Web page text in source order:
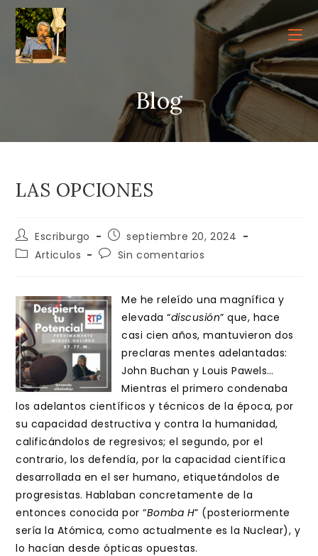
contenido
Blog
LAS OPCIONES
Autor
de
la
Escriburgo
Publicación
de
la
septiembre 20, 2024
Categoría
entrada:
Articulos
Comentarios
entrada:
Sin comentarios
Me he releído una magnífica y
elevada “discusión” que, hace
casi cien años, mantuvieron dos
preclaras mentes adelantadas:
John Buchan y Louis Pawels…
Mientras el primero condenaba
los adelantos científicos y técnicos de la época, por
su capacidad destructiva y contra la humanidad,
calificándolos de regresivos; el segundo, por el
contrario, los defendía, por la capacidad científica
desarrollada en el ser humano, etiquetándolos de
progresistas. Hablaban concretamente de la
entonces conocida por “Bomba H” (posteriormente
sería la Atómica, como actualmente es la Nuclear), y
lo hacían desde ópticas opuestas.